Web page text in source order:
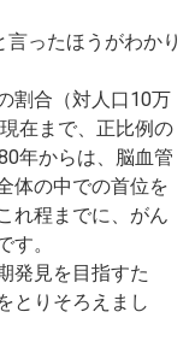
ったほうがわかり
割合（対人口10万
在まで、正比例の
年からは、脳血管
体の中での首位を
れ程までに、がん
。
発見を目指すた
とりそろえまし